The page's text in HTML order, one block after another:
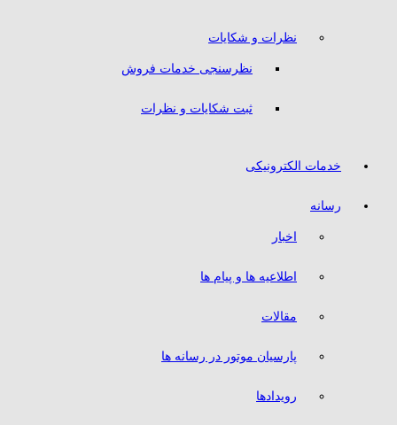
نظرات و شکایات
نظرسنجی خدمات فروش
ثبت شکایات و نظرات
خدمات الکترونیکی
رسانه
اخبار
اطلاعیه ها و پیام ها
مقالات
پارسیان موتور در رسانه ها
رویدادها